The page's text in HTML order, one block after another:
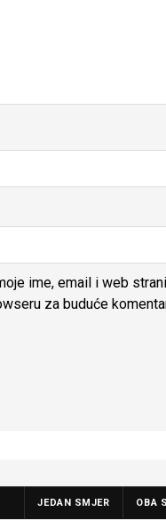
ime, email i web
za buduće
JEDAN SMJER OBA